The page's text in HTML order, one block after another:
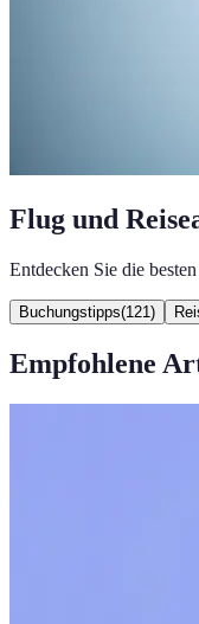
Flug und
Entdecken Sie die
Buchungstipps(121 )
Empfohlene